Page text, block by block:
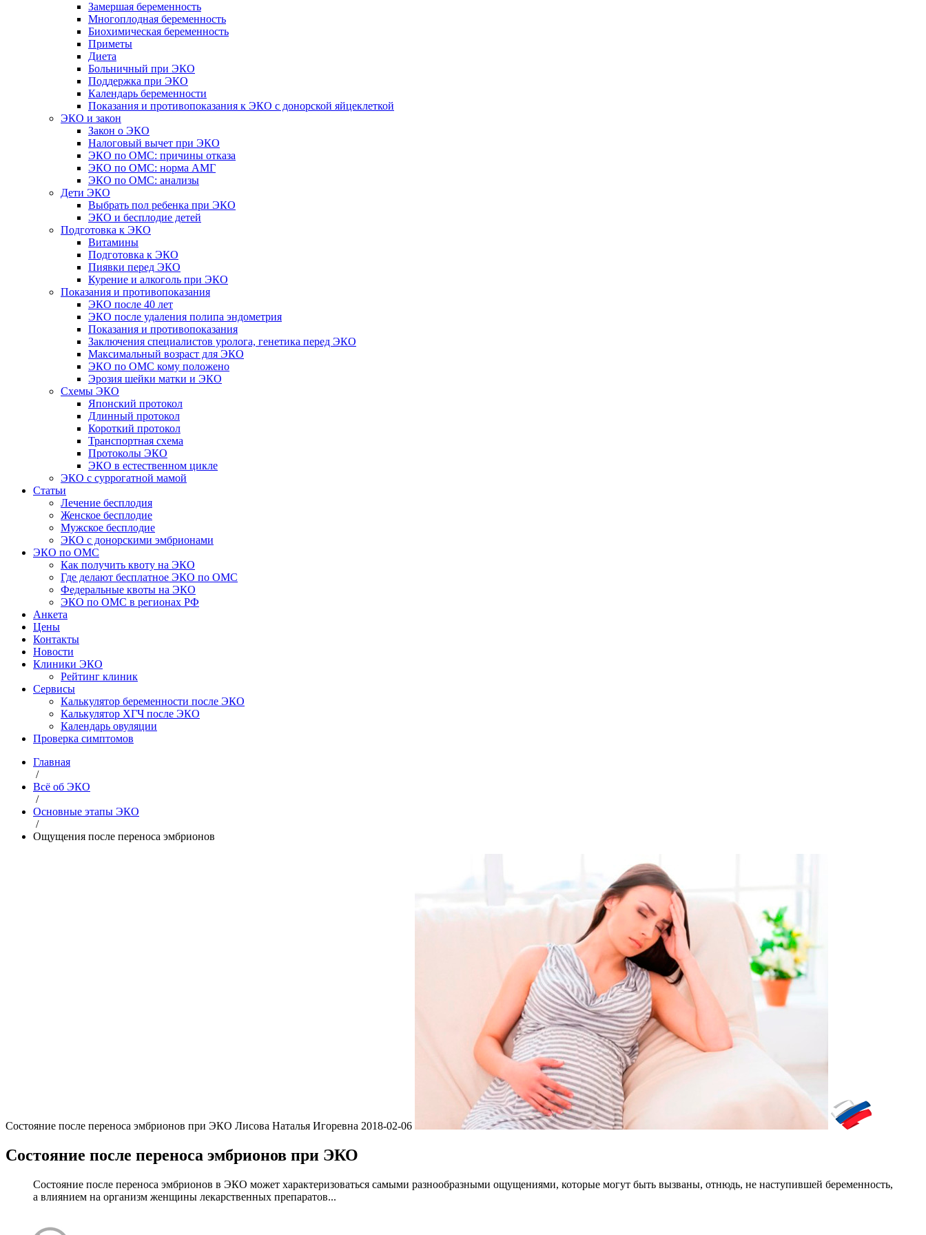
Замершая беременность
Многоплодная беременность
Биохимическая беременность
Приметы
Диета
Больничный при ЭКО
Поддержка при ЭКО
Календарь беременности
Показания и противопоказания к ЭКО с донорской яйцеклеткой
ЭКО и закон
Закон о ЭКО
Налоговый вычет при ЭКО
ЭКО по ОМС: причины отказа
ЭКО по ОМС: норма АМГ
ЭКО по ОМС: анализы
Дети ЭКО
Выбрать пол ребенка при ЭКО
ЭКО и бесплодие детей
Подготовка к ЭКО
Витамины
Подготовка к ЭКО
Пиявки перед ЭКО
Курение и алкоголь при ЭКО
Показания и противопоказания
ЭКО после 40 лет
ЭКО после удаления полипа эндометрия
Показания и противопоказания
Заключения специалистов уролога, генетика перед ЭКО
Максимальный возраст для ЭКО
ЭКО по ОМС кому положено
Эрозия шейки матки и ЭКО
Схемы ЭКО
Японский протокол
Длинный протокол
Короткий протокол
Транспортная схема
Протоколы ЭКО
ЭКО в естественном цикле
ЭКО с суррогатной мамой
Статьи
Лечение бесплодия
Женское бесплодие
Мужское бесплодие
ЭКО с донорскими эмбрионами
ЭКО по ОМС
Как получить квоту на ЭКО
Где делают бесплатное ЭКО по ОМС
Федеральные квоты на ЭКО
ЭКО по ОМС в регионах РФ
Анкета
Цены
Контакты
Новости
Клиники ЭКО
Рейтинг клиник
Сервисы
Калькулятор беременности после ЭКО
Калькулятор ХГЧ после ЭКО
Календарь овуляции
Проверка симптомов
Главная
/
Всё об ЭКО
/
Основные этапы ЭКО
/
Ощущения после переноса эмбрионов
Состояние после переноса эмбрионов при ЭКО Лисова Наталья Игоревна 2018-02-06
Состояние после переноса эмбрионов при ЭКО
Состояние после переноса эмбрионов в ЭКО может характеризоваться самыми разнообразными ощущениями, которые могут быть вызваны, отнюдь, не наступившей беременность,
а влиянием на организм женщины лекарственных препаратов...